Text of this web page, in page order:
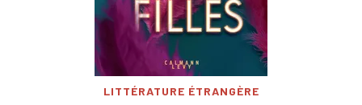
LITTÉRATURE ÉTRANGÈRE